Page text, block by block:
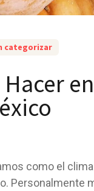
categorizar
Hacer
como el
Personalmente